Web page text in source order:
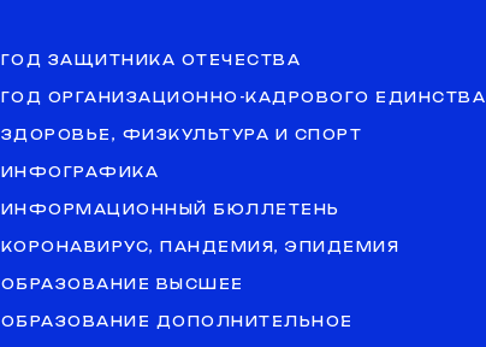
ГОД ЗАЩИТНИКА ОТЕЧЕСТВА
ГОД ОРГАНИЗАЦИОННО-КАДРОВОГО ЕДИНСТВА
ЗДОРОВЬЕ, ФИЗКУЛЬТУРА И СПОРТ
ИНФОГРАФИКА
ИНФОРМАЦИОННЫЙ БЮЛЛЕТЕНЬ
КОРОНАВИРУС, ПАНДЕМИЯ, ЭПИДЕМИЯ
ОБРАЗОВАНИЕ ВЫСШЕЕ
ОБРАЗОВАНИЕ ДОПОЛНИТЕЛЬНОЕ